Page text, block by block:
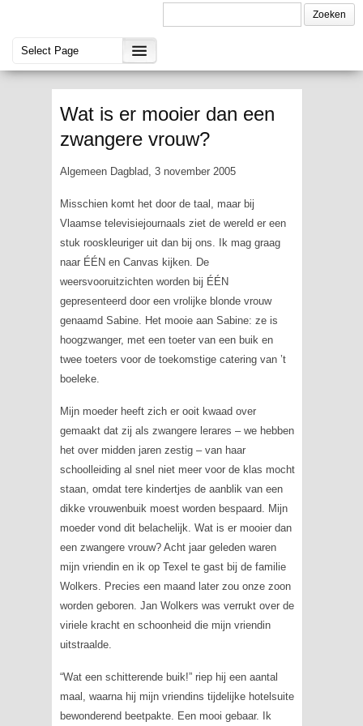
Wat is er mooier dan een
zwangere vrouw?
Algemeen Dagblad, 3 november 2005
Misschien komt het door de taal, maar bij
Vlaamse televisiejournaals ziet de wereld er een
stuk rooskleuriger uit dan bij ons. Ik mag graag
naar ÉÉN en Canvas kijken. De
weersvooruitzichten worden bij ÉÉN
gepresenteerd door een vrolijke blonde vrouw
genaamd Sabine. Het mooie aan Sabine: ze is
hoogzwanger, met een toeter van een buik en
twee toeters voor de toekomstige catering van ’t
boeleke.
Mijn moeder heeft zich er ooit kwaad over
gemaakt dat zij als zwangere lerares – we hebben
het over midden jaren zestig – van haar
schoolleiding al snel niet meer voor de klas mocht
staan, omdat tere kindertjes de aanblik van een
dikke vrouwenbuik moest worden bespaard. Mijn
moeder vond dit belachelijk. Wat is er mooier dan
een zwangere vrouw? Acht jaar geleden waren
mijn vriendin en ik op Texel te gast bij de familie
Wolkers. Precies een maand later zou onze zoon
worden geboren. Jan Wolkers was verrukt over de
viriele kracht en schoonheid die mijn vriendin
uitstraalde.
“Wat een schitterende buik!” riep hij een aantal
maal, waarna hij mijn vriendins tijdelijke hotelsuite
bewonderend beetpakte. Een mooi gebaar. Ik